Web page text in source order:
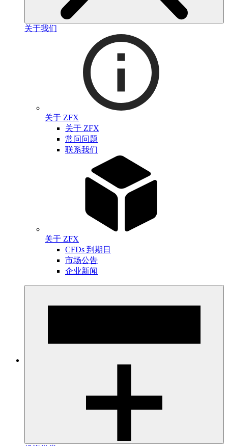
关于我们
关于 ZFX
关于 ZFX
常问问题
联系我们
关于 ZFX
CFDs 到期日
市场公告
企业新闻